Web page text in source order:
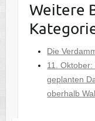
Weitere
Die
11.
geplanten
oberhalb